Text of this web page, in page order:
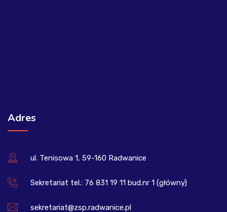
Adres
ul. Tenisowa 1, 59-160 Radwanice
Sekretariat tel.: 76 831 19 11 bud.nr 1 (główny)
sekretariat@zsp.radwanice.pl